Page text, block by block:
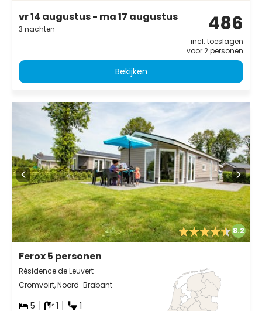
vr 14 augustus - ma 17 augustus
3 nachten 486
incl. toeslagen
voor 2 personen
Bekijken
8.2
Ferox 5 personen
Résidence de Leuvert
Cromvoirt, Noord-Brabant
5 1 1